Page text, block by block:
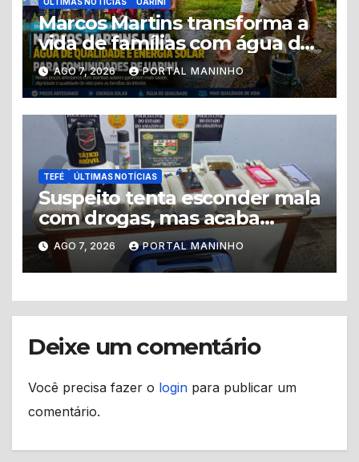
Marcos Martins transforma a
vida de famílias com água de
qualidade e energia solar em
Uarini
AGO 7, 2026 PORTAL MANINHO
TEFÉ ÚLTIMAS NOTÍCIAS
Suspeito tenta esconder mala
com drogas, mas acaba
levando a polícia até ponto
de tráfico
AGO 7, 2026 PORTAL MANINHO
Deixe um comentário
Você precisa fazer o login para publicar um
comentário.